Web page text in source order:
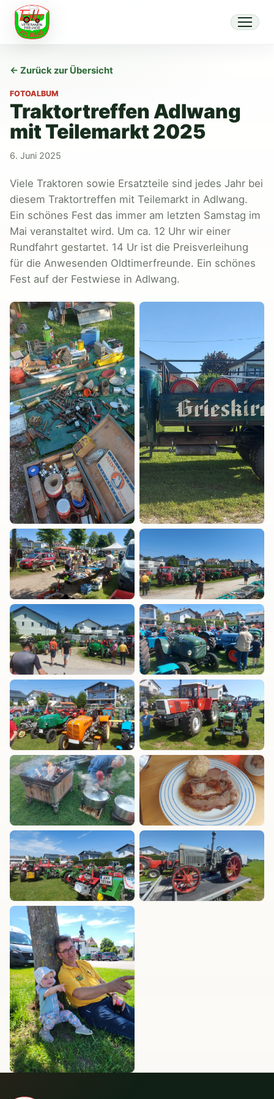
← Zurück zur Übersicht
FOTOALBUM
Traktortreffen Adlwang
mit Teilemarkt 2025
6. Juni 2025
Viele Traktoren sowie Ersatzteile sind jedes Jahr bei
diesem Traktortreffen mit Teilemarkt in Adlwang.
Ein schönes Fest das immer am letzten Samstag im
Mai veranstaltet wird. Um ca. 12 Uhr wir einer
Rundfahrt gestartet. 14 Ur ist die Preisverleihung
für die Anwesenden Oldtimerfreunde. Ein schönes
Fest auf der Festwiese in Adlwang.